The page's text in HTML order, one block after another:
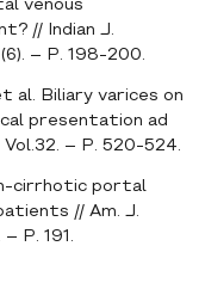
venous
// Indian J.
– P. 198-200.
al. Biliary varices on
presentation ad
– P. 520-524.
cirrhotic portal
// Am. J.
P. 191.